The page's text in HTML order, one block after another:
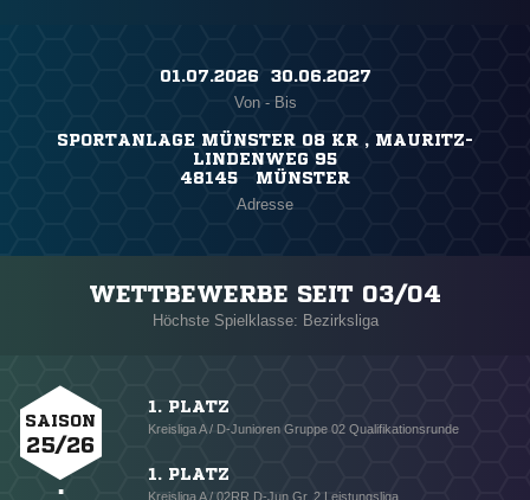
01.07.2026 ​ 30.06.2027
Von - Bis
SPORTANLAGE MÜNSTER 08 KR , MAURITZ-
LINDENWEG 95
48145 MÜNSTER
Adresse
WETTBEWERBE SEIT 03/04
Höchste Spielklasse: Bezirksliga
SAISON
25/26
1. PLATZ
Kreisliga A / D-Junioren Gruppe 02 Qualifikationsrunde
1. PLATZ
Kreisliga A / 02RR D-Jun Gr. 2 Leistungsliga